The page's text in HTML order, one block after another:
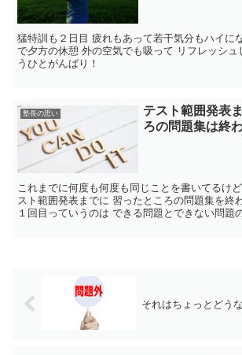
猛特訓も２日目 疲れもあって若干気分もハイに
で夕方の休憩 外の空気でも吸って リフレッシュ
うひとがんばり！
塾長の思い
テスト範囲発表
ろの問題集は終
これまでに何度も何度も同じことを書いてるけ
スト範囲発表までに 習ったところの問題集を終
１回目っていうのは できる問題とできない問題
それはちょっとどう